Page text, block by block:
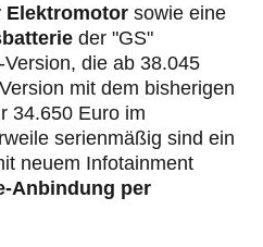
Elektromotor sowie eine
der "GS"
die ab 38.045
mit dem bisherigen
34.650 Euro im
serienmäßig sind ein
neuem Infotainment
Anbindung per